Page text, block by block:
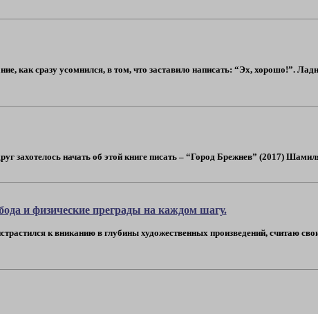
как сразу усомнился, в том, что заставило написать: “Эх, хорошо!”.
захотелось начать об этой книге писать – “Город Брежнев” (2017)
и физические преграды на каждом шагу.
к вниканию в глубины художественных произведений, считаю